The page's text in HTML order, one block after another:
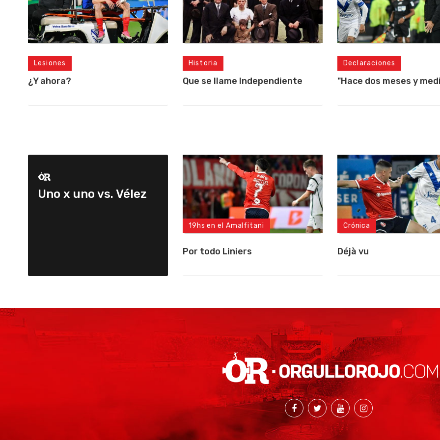
Lesiones
¿Y ahora?
Historia
Que se llame Independiente
Declaraciones
"Hace dos meses y
Uno x uno vs. Vélez
19hs en el Amalfitani
Por todo Liniers
Crónica
Déjà vu